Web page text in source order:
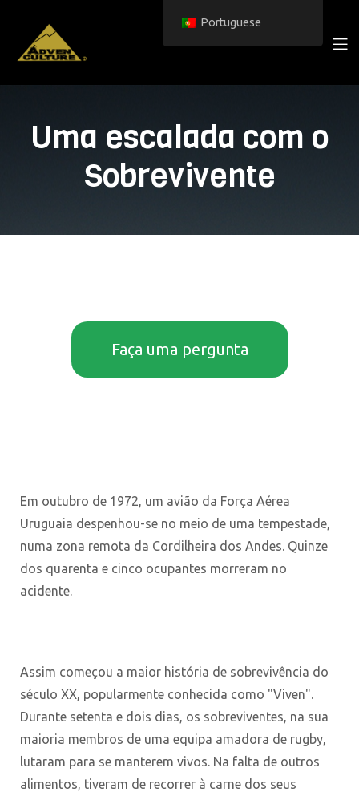
Uma escalada com o
Sobrevivente
Faça uma pergunta
Em outubro de 1972, um avião da Força Aérea
Uruguaia despenhou-se no meio de uma tempestade,
numa zona remota da Cordilheira dos Andes. Quinze
dos quarenta e cinco ocupantes morreram no
acidente.
Assim começou a maior história de sobrevivência do
século XX, popularmente conhecida como "Viven".
Durante setenta e dois dias, os sobreviventes, na sua
maioria membros de uma equipa amadora de rugby,
lutaram para se manterem vivos. Na falta de outros
alimentos, tiveram de recorrer à carne dos seus
Portuguese